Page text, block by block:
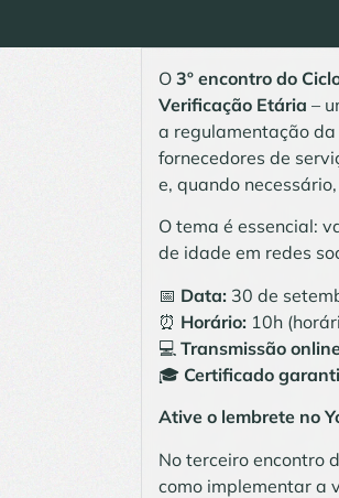
O 3º encontro do
Verificação Etária –
a regulamentação
fornecedores de
e, quando
O tema é essencial:
de idade em redes
📅 Data: 30 de
⏰ Horário: 10h
💻 Transmissão
🎓 Certificado
Ative o lembrete no
No terceiro encontro
como implementar a